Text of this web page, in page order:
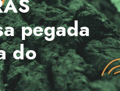
pegada
do